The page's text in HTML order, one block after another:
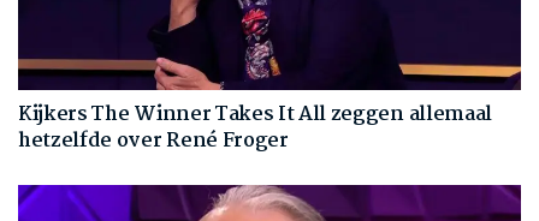
Kijkers The Winner Takes It All zeggen allemaal
hetzelfde over René Froger